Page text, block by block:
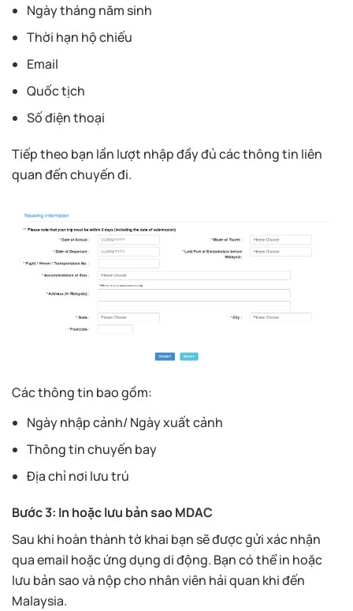
Ngày tháng năm sinh
Thời hạn hộ chiếu
Email
Quốc tịch
Số điện thoại
Tiếp theo bạn lần lượt nhập đầy đủ các thông tin liên
quan đến chuyến đi.
Các thông tin bao gồm:
Ngày nhập cảnh/ Ngày xuất cảnh
Thông tin chuyến bay
Địa chỉ nơi lưu trú
Bước 3: In hoặc lưu bản sao MDAC
Sau khi hoàn thành tờ khai bạn sẽ được gửi xác nhận
qua email hoặc ứng dụng di động. Bạn có thể in hoặc
lưu bản sao và nộp cho nhân viên hải quan khi đến
Malaysia.